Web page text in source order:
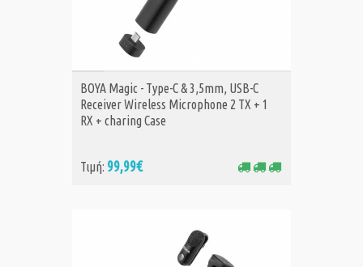
ΑΓΟΡΑ
BOYA Magic - Type-C & 3,5mm, USB-C
Receiver Wireless Microphone 2 TX + 1
RX + charing Case
Τιμή: 99,99€